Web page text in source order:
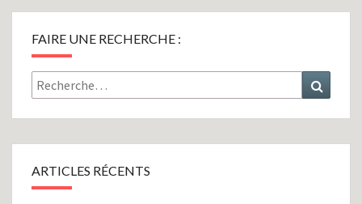
FAIRE UNE RECHERCHE :
Rechercher :
ARTICLES RÉCENTS